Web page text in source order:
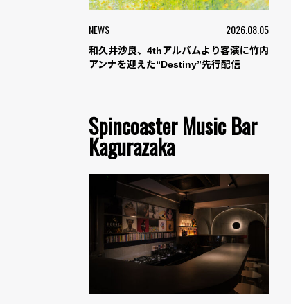
NEWS 2026.08.05
和久井沙良、4thアルバムより客演に竹内
アンナを迎えた“Destiny”先行配信
Spincoaster Music Bar
Kagurazaka